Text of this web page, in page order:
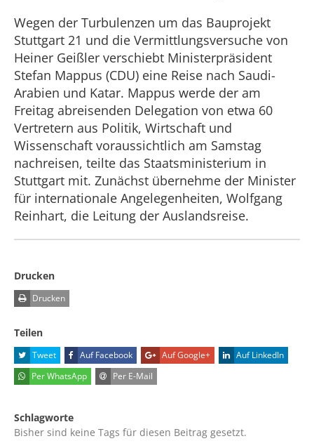
Wegen der Turbulenzen um das Bauprojekt
Stuttgart 21 und die Vermittlungsversuche von
Heiner Geißler verschiebt Ministerpräsident
Stefan Mappus (CDU) eine Reise nach Saudi-
Arabien und Katar. Mappus werde der am
Freitag abreisenden Delegation von etwa 60
Vertretern aus Politik, Wirtschaft und
Wissenschaft voraussichtlich am Samstag
nachreisen, teilte das Staatsministerium in
Stuttgart mit. Zunächst übernehme der Minister
für internationale Angelegenheiten, Wolfgang
Reinhart, die Leitung der Auslandsreise.
Drucken
Drucken
Teilen
Tweet Auf Facebook Auf Google+
Auf LinkedIn
Per WhatsApp
Per E-Mail
Schlagworte
Bisher sind keine Tags für diesen Beitrag gesetzt.